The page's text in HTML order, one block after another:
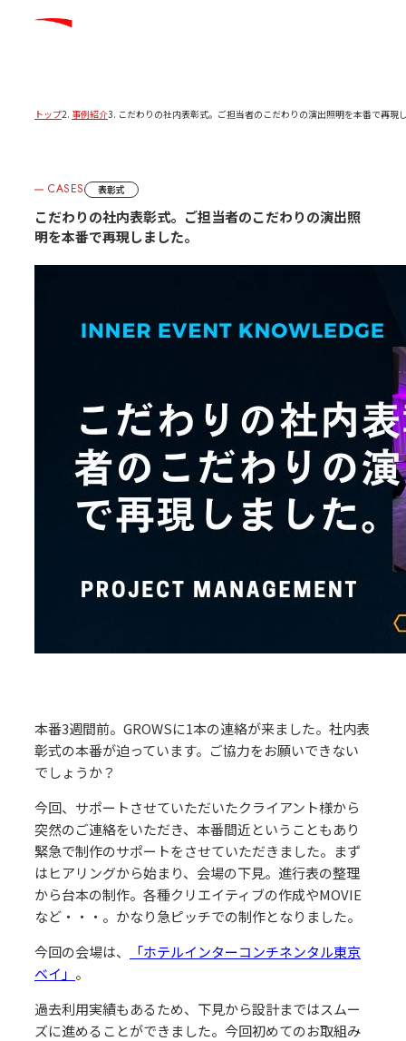
トップ 事例紹介 こだわりの社内表彰式。ご担当者のこだわりの演出照明を本番で再現
CASES 表彰式
こだわりの社内表彰式。ご担当者のこだわりの演出照
明を本番で再現しました。
本番3週間前。GROWSに1本の連絡が来ました。社内表
彰式の本番が迫っています。ご協力をお願いできない
でしょうか？
今回、サポートさせていただいたクライアント様から
突然のご連絡をいただき、本番間近ということもあり
緊急で制作のサポートをさせていただきました。まず
はヒアリングから始まり、会場の下見。進行表の整理
から台本の制作。各種クリエイティブの作成やMOVIE
など・・・。かなり急ピッチでの制作となりました。
今回の会場は、
「ホテルインターコンチネンタル東京
ベイ」 。
過去利用実績もあるため、下見から設計まではスムー
ズに進めることができました。今回初めてのお取組み